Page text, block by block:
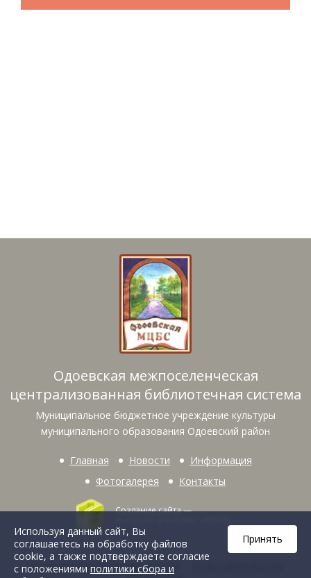
Одоевская межпоселенческая
централизованная библиотечная система
Муниципальное бюджетное учреждение культуры
муниципального образования Одоевский район
Главная Новости
Информация
Фотогалерея
Контакты
Создание сайта—
Политика конфиденциальности
Используя данный сайт, Вы
соглашаетесь на обработку файлов
cookie, а также подтверждаете согласие
с положениями политики сбора и
Принять